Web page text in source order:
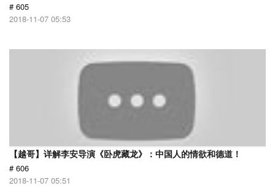
# 605
2018-11-07 05:53
【越哥】详解李安导演《卧虎藏龙》：中国人的情欲和德道！
# 606
2018-11-07 05:51